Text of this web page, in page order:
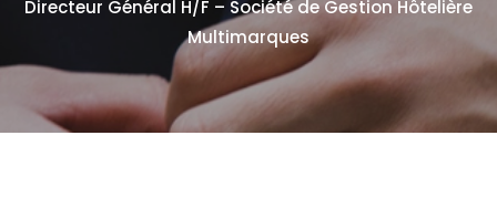
Directeur Général H/F – Société de Gestion Hôtelière
Multimarques